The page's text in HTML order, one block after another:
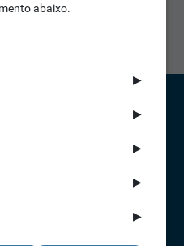
vencedora, a segurança
abaixo.
▶
▶
▶
▶
▶